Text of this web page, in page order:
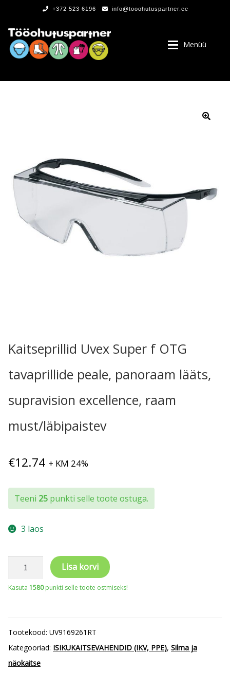
+372 523 6196 info@tooohutuspartner.ee
Menüü
Kaitseprillid Uvex Super f OTG
tavaprillide peale, panoraam lääts,
supravision excellence, raam
must/läbipaistev
€12.74 + KM 24%
Teeni 25 punkti selle toote ostuga.
3 laos
Kaitseprillid
peale,
Lisa korvi
Kasuta 1580punkti selle toote ostmiseks!
Tootekood: UV9169261RT
Kategooriad: ISIKUKAITSEVAHENDID (IKV, PPE), Silma ja
näokaitse